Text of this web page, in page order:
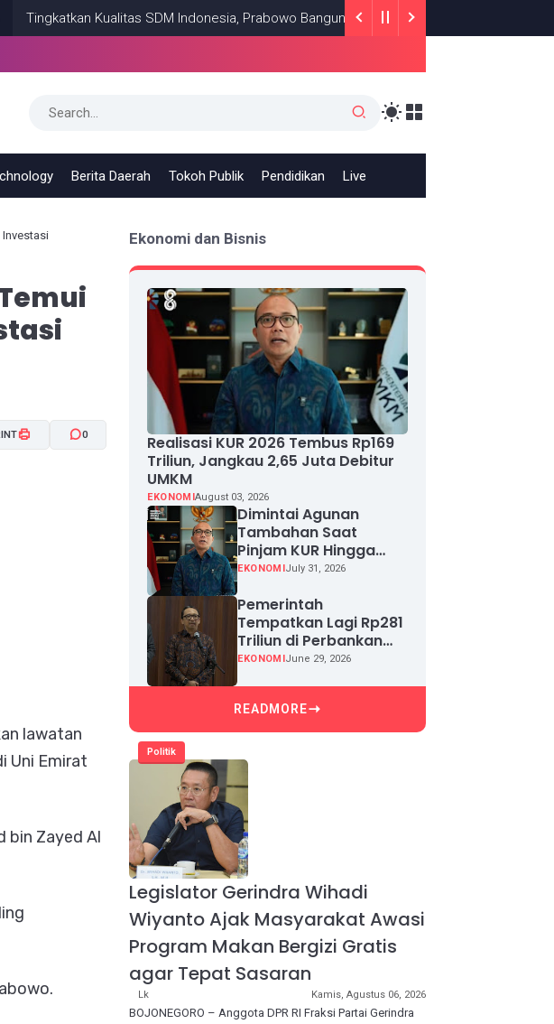
Kualitas SDM Indonesia, Prabowo Bangun Sekolah Unggulan hingga Undang
Berita Daerah Tokoh Publik Pendidikan Live
Investasi
0
lawatan
Uni Emirat
bin Zayed Al
Ekonomi dan Bisnis
Realisasi KUR 2026 Tembus Rp169
Triliun, Jangkau 2,65 Juta Debitur
UMKM
EKONOMIAugust 03, 2026
Dimintai Agunan
Tambahan Saat
Pinjam KUR Hingga
Rp100 Juta, Segera
EKONOMI July 31, 2026
Pemerintah
Tempatkan Lagi Rp281
Triliun di Perbankan
demi Jaga Likuiditas
EKONOMI June 29, 2026
READMORE
Politik
Legislator Gerindra Wihadi
Wiyanto Ajak Masyarakat Awasi
Program Makan Bergizi Gratis
agar Tepat Sasaran
Lk Kamis, Agustus 06, 2026
BOJONEGORO – Anggota DPR RI Fraksi Partai Gerindra